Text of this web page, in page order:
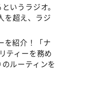
いうラジオ。
を超え、ラジ
を紹介！「ナ
ティーを務め
ルーティンを